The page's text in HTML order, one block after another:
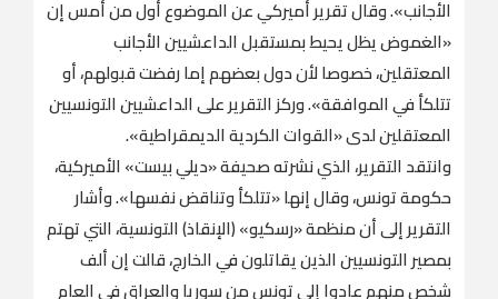
الأجانب». وقال تقرير أميركي عن الموضوع أول من أمس إن
«الغموض يظل يحيط بمستقبل الداعشيين الأجانب
المعتقلين، خصوصا لأن دول بعضهم إما رفضت قبولهم، أو
تتلكأ في الموافقة». وركز التقرير على الداعشيين التونسيين
المعتقلين لدى «القوات الكردية الديمقراطية».
وانتقد التقرير، الذي نشرته صحيفة «ديلي بيست» الأميركية،
حكومة تونس، وقال إنها «تتلكأ وتناقض نفسها». وأشار
التقرير إلى أن منظمة «رسكيو» (الإنقاذ) التونسية، التي تهتم
بمصير التونسيين الذين يقاتلون في الخارج، قالت إن ألف
شخص منهم عادوا إلى تونس من سوريا والعراق في العام